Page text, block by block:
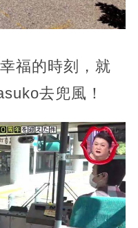
福的時刻，就
去兜風！